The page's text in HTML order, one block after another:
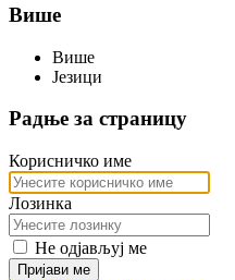
Више
Више
Језици
Радње за страницу
Корисничко име
Лозинка
Не одјављуј ме
Пријави ме